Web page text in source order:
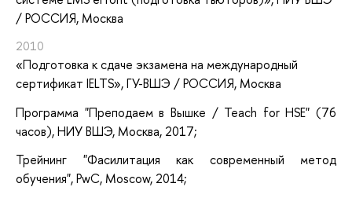
/ РОССИЯ, Москва
2010
«Подготовка к сдаче экзамена на международный
сертификат IELTS», ГУ-ВШЭ / РОССИЯ, Москва
Программа "Преподаем в Вышке / Teach for HSE" (76
часов), НИУ ВШЭ, Москва, 2017;
Трейнинг "Фасилитация как современный метод
обучения", PwC, Moscow, 2014;